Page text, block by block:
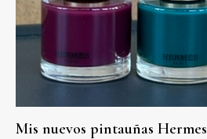
Mis nuevos pintauñas Hermes